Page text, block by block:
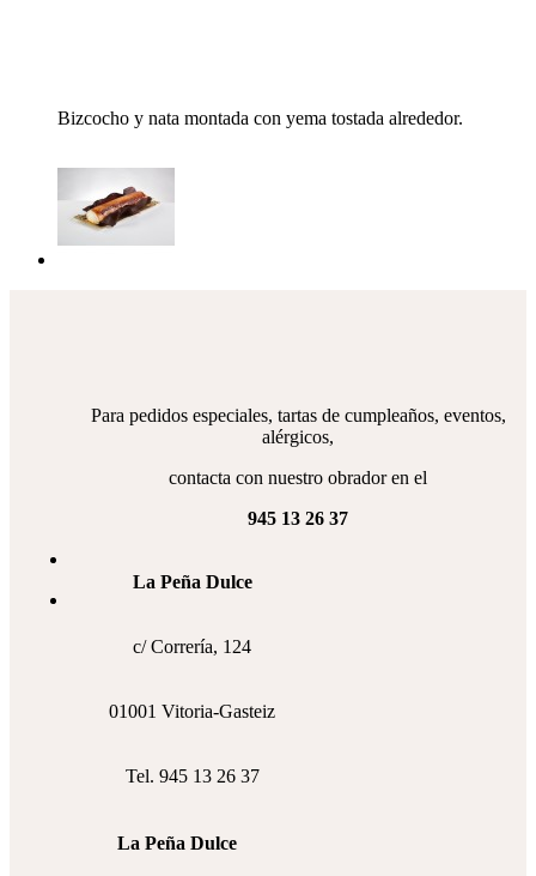
Bizcocho y nata montada con yema tostada alrededor.
Para pedidos especiales, tartas de cumpleaños, eventos,
alérgicos,
contacta con nuestro obrador en el
945 13 26 37
La Peña Dulce
c/ Correría, 124
01001 Vitoria-Gasteiz
Tel. 945 13 26 37
La Peña Dulce